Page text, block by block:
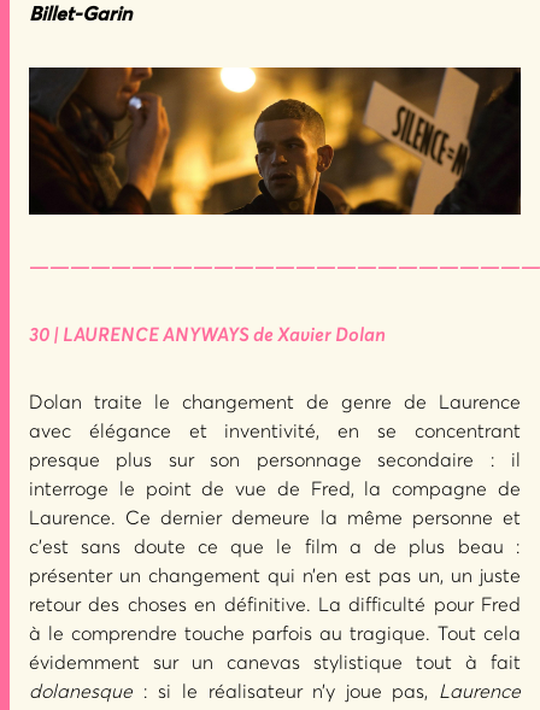
Billet-Garin
30 | LAURENCE ANYWAYS de Xavier Dolan
Dolan traite le changement de genre de Laurence
avec élégance et inventivité, en se concentrant
presque plus sur son personnage secondaire : il
interroge le point de vue de Fred, la compagne de
Laurence. Ce dernier demeure la même personne et
c’est sans doute ce que le film a de plus beau :
présenter un changement qui n’en est pas un, un juste
retour des choses en définitive. La difficulté pour Fred
à le comprendre touche parfois au tragique. Tout cela
évidemment sur un canevas stylistique tout à fait
dolanesque : si le réalisateur n’y joue pas, Laurence